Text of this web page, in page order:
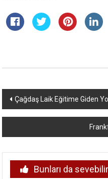
Yazı
dolaşımı
Çağdaş Laik Eğitime Giden
Bunları da